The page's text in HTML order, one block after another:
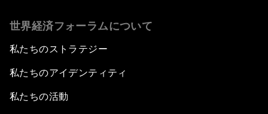
世界経済フォーラムについて
私たちのストラテジー
私たちのアイデンティティ
私たちの活動